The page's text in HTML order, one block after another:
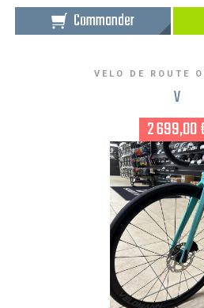
Commander
VELO DE ROUTE
V
2 699,00